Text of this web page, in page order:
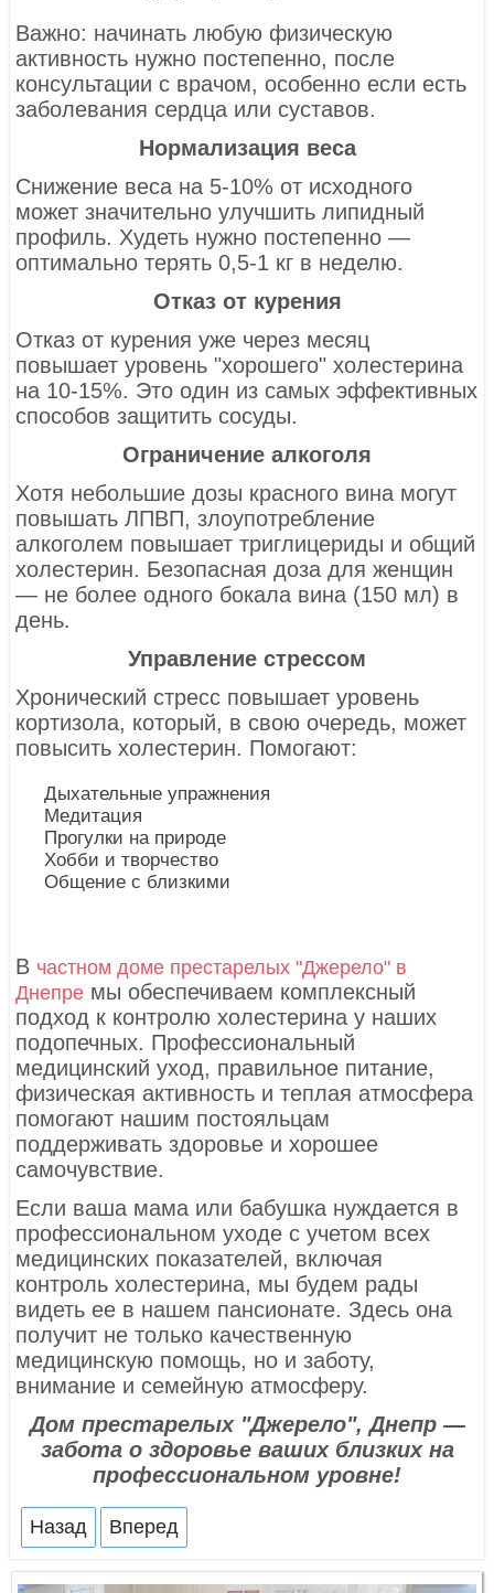
Важно: начинать любую физическую
активность нужно постепенно, после
консультации с врачом, особенно если есть
заболевания сердца или суставов.
Нормализация веса
Снижение веса на 5-10% от исходного
может значительно улучшить липидный
профиль. Худеть нужно постепенно —
оптимально терять 0,5-1 кг в неделю.
Отказ от курения
Отказ от курения уже через месяц
повышает уровень "хорошего" холестерина
на 10-15%. Это один из самых эффективных
способов защитить сосуды.
Ограничение алкоголя
Хотя небольшие дозы красного вина могут
повышать ЛПВП, злоупотребление
алкоголем повышает триглицериды и общий
холестерин. Безопасная доза для женщин
— не более одного бокала вина (150 мл) в
день.
Управление стрессом
Хронический стресс повышает уровень
кортизола, который, в свою очередь, может
повысить холестерин. Помогают:
Дыхательные упражнения
Медитация
Прогулки на природе
Хобби и творчество
Общение с близкими
В частном доме престарелых "Джерело" в
Днепре мы обеспечиваем комплексный
подход к контролю холестерина у наших
подопечных. Профессиональный
медицинский уход, правильное питание,
физическая активность и теплая атмосфера
помогают нашим постояльцам
поддерживать здоровье и хорошее
самочувствие.
Если ваша мама или бабушка нуждается в
профессиональном уходе с учетом всех
медицинских показателей, включая
контроль холестерина, мы будем рады
видеть ее в нашем пансионате. Здесь она
получит не только качественную
медицинскую помощь, но и заботу,
внимание и семейную атмосферу.
Дом престарелых "Джерело", Днепр —
забота о здоровье ваших близких на
профессиональном уровне!
Назад Вперед